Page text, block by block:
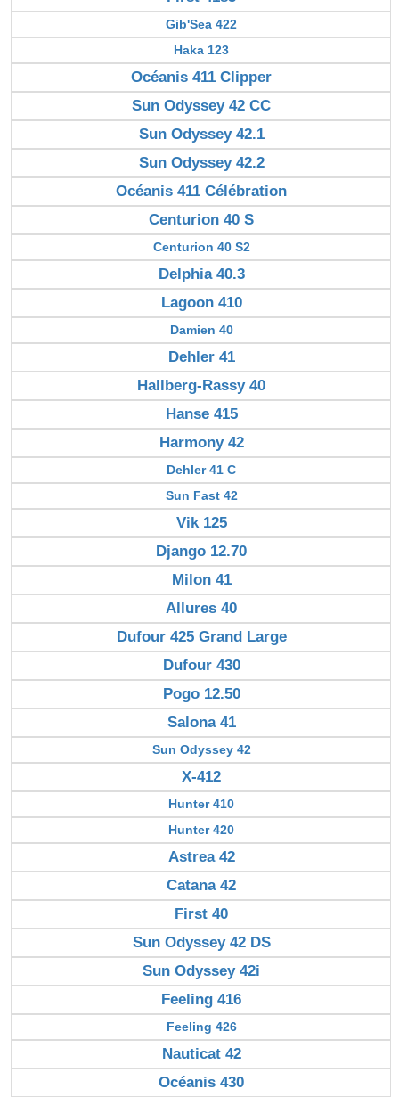
Gib'Sea 422
Haka 123
Océanis 411 Clipper
Sun Odyssey 42 CC
Sun Odyssey 42.1
Sun Odyssey 42.2
Océanis 411 Célébration
Centurion 40 S
Centurion 40 S2
Delphia 40.3
Lagoon 410
Damien 40
Dehler 41
Hallberg-Rassy 40
Hanse 415
Harmony 42
Dehler 41 C
Sun Fast 42
Vik 125
Django 12.70
Milon 41
Allures 40
Dufour 425 Grand Large
Dufour 430
Pogo 12.50
Salona 41
Sun Odyssey 42
X-412
Hunter 410
Hunter 420
Astrea 42
Catana 42
First 40
Sun Odyssey 42 DS
Sun Odyssey 42i
Feeling 416
Feeling 426
Nauticat 42
Océanis 430